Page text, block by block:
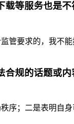
等服务也是不
管要求的，我不
规的话题或
序；二是表明自